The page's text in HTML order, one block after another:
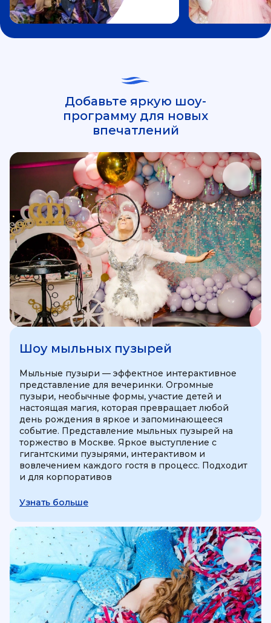
Добавьте яркую шоу-
программу для новых
впечатлений
Шоу мыльных пузырей
Мыльные пузыри — эффектное интерактивное
представление для вечеринки. Огромные
пузыри, необычные формы, участие детей и
настоящая магия, которая превращает любой
день рождения в яркое и запоминающееся
событие. Представление мыльных пузырей на
торжество в Москве. Яркое выступление с
гигантскими пузырями, интерактивом и
вовлечением каждого гостя в процесс. Подходит
и для корпоративов
Узнать больше